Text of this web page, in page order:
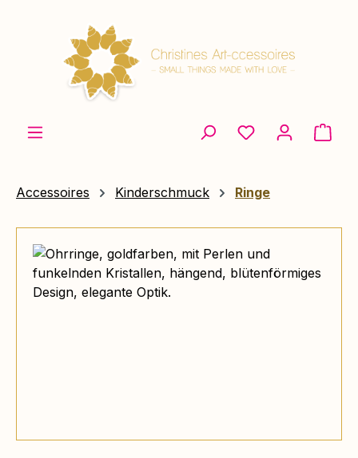
Accessoires Kinderschmuck Ringe
Bildergalerie überspringen